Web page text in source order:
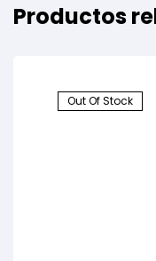
Productos
Out Of Stock